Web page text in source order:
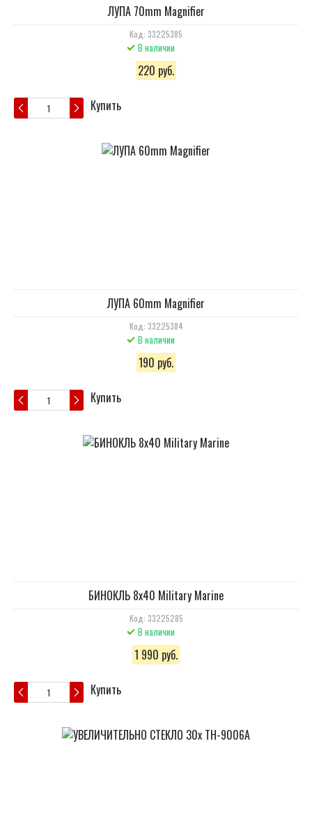
ЛУПА 70mm Magnifier
Код: 33225385
В наличии
220 руб.
Купить
ЛУПА 60mm Magnifier
Код: 33225384
В наличии
190 руб.
Купить
БИНОКЛЬ 8х40 Military Marine
Код: 33225285
В наличии
1 990 руб.
Купить